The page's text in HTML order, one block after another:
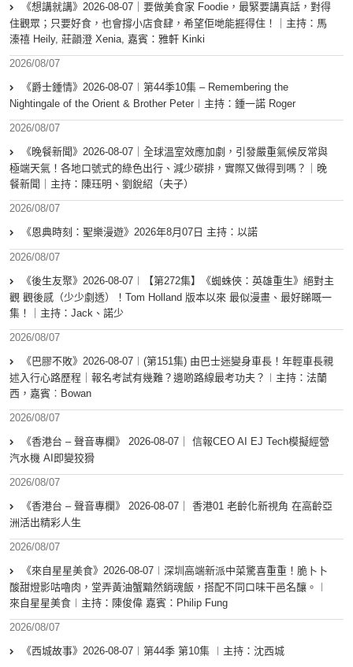
《想講就講》2026-08-07｜要做美食家 Foodie，最緊要講真話，對得
住觀眾；只要好食，也會撐小店食肆，希望佢哋能捱得住！｜主持：馬
溱禧 Heily, 莊韻澄 Xenia, 嘉賓：雅軒 Kinki
2026/08/07
《爵士鍾情》2026-08-07︱第44季10集 – Remembering the
Nightingale of the Orient & Brother Peter︱主持：鍾一諾 Roger
2026/08/07
《晚餐新聞》2026-08-07｜全球溫室效應加劇，引發嚴重氣候反常與
極端天氣！各地口號式的綠色出行、減少碳排，實際又做得到嗎？｜晚
餐新聞｜主持：陳珏明、劉銳紹（夫子）
2026/08/07
《恩典時刻：聖樂漫遊》2026年8月07日 主持：以諾
2026/08/07
《後生友聚》2026-08-07︱【第272集】《蜘蛛俠：英雄重生》絕對主
觀 觀後感（少少劇透）！Tom Holland 版本以來 最似漫畫、最好睇嘅一
集！｜主持：Jack、諾少
2026/08/07
《巴膠不敗》2026-08-07︱(第151集) 由巴士迷變身車長！年輕車長親
述入行心路歷程｜報名考試有幾難？邊啲路線最考功夫？︱主持：法蘭
西，嘉賓︰Bowan
2026/08/07
《香港台 – 聲音專欄》 2026-08-07｜ 信報CEO AI EJ Tech模擬經營
汽水機 AI即變狡猾
2026/08/07
《香港台 – 聲音專欄》 2026-08-07｜ 香港01 老齡化新視角 在高齡亞
洲活出精彩人生
2026/08/07
《來自星星美食》2026-08-07︱深圳高端新派中菜驚喜重重！脆卜卜
酸甜燈影咕嚕肉，堂弄黃油蟹黯然銷魂飯，搭配不同口味干邑名釀。︱
來自星星美食︱主持：陳俊偉 嘉賓：Philip Fung
2026/08/07
《西城故事》2026-08-07︱第44季 第10集 ︱主持：沈西城